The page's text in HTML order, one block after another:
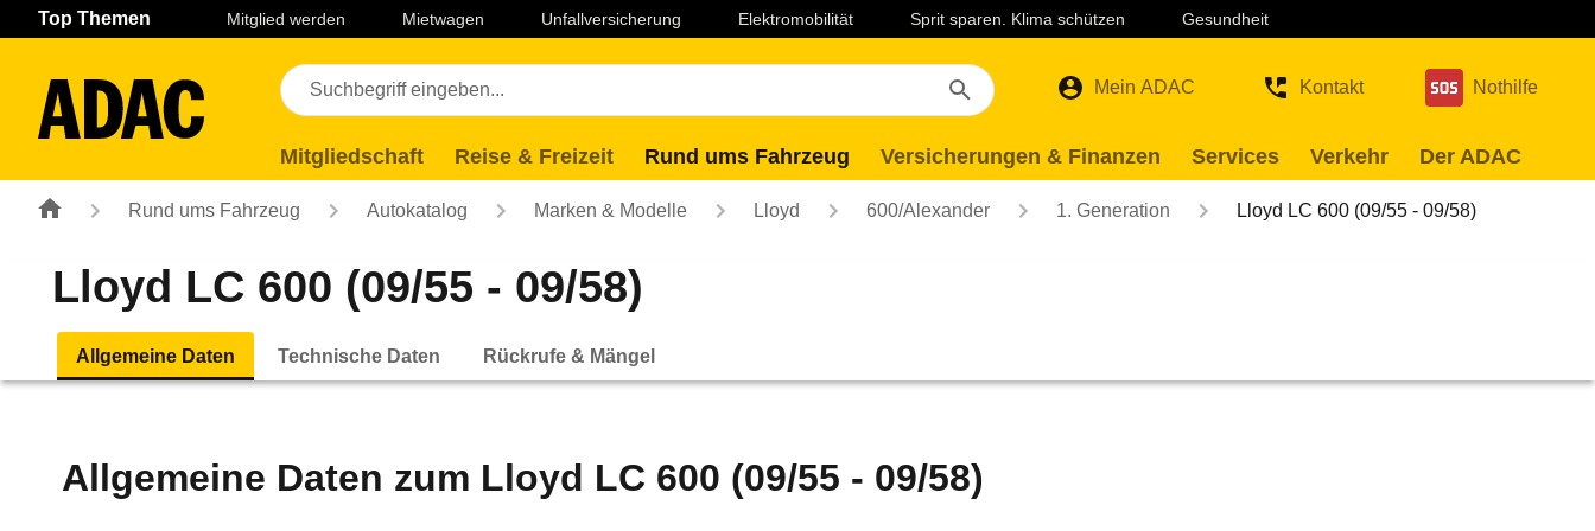
Navigation Seiteninhalt Fußzeile
Top Themen Mitglied werden Mietwagen Unfallversicherung Elektromobilität Sprit sparen. Klima schützen Gesundheit
Mein ADAC Kontakt Nothilfe
Mitgliedschaft Reise & Freizeit Rund ums Fahrzeug Versicherungen & Finanzen Services Verkehr Der ADAC
Rund ums Fahrzeug Autokatalog Marken & Modelle Lloyd 600/Alexander 1. Generation Lloyd LC 600 (09/55 - 09/58)
Lloyd LC 600 (09/55 - 09/58)
Allgemeine Daten Technische Daten Rückrufe & Mängel
Allgemeine Daten zum Lloyd LC 600 (09/55 - 09/58)